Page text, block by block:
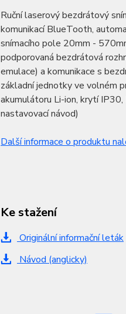
Ruční laserový bezdrátový
komunikací BlueTooth,
snímacího pole 20mm -
podporovaná bezdrátová
emulace) a komunikace s
základní jednotky ve volném
akumulátoru Li-ion, krytí
nastavovací návod)
Další informace o produktu
Ke stažení
Originální informační leták
Návod (anglicky)